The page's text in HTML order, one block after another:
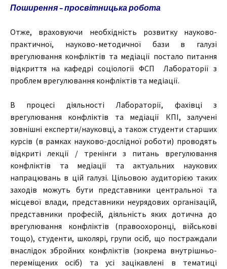
Поширення – просвітницька робота
Отже, враховуючи необхідність розвитку науково-
практичної, науково-методичної бази в галузі
врегулювання конфліктів та медіації постало питання
відкриття на кафедрі соціології ФСП Лабораторії з
проблем врегулювання конфліктів та медіації.
В процесі діяльності Лабораторії, фахівці з
врегулювання конфліктів та медіації КПІ, залучені
зовнішні експерти/науковці, а також студенти старших
курсів (в рамках науково-дослідної роботи) проводять
відкриті лекції / тренінги з питань врегулювання
конфліктів та медіації та актуальних наукових
напрацювань в цій галузі. Цільовою аудиторією таких
заходів можуть бути представники центральної та
місцевої влади, представники неурядових організацій,
представники професій, діяльність яких дотична до
врегулювання конфліктів (правоохоронці, військові
тощо), студенти, школярі, групи осіб, що постраждали
внаслідок збройних конфліктів (зокрема внутрішньо-
переміщених осіб) та усі зацікавлені в тематиці